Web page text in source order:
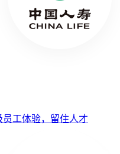
工体验，留住人才